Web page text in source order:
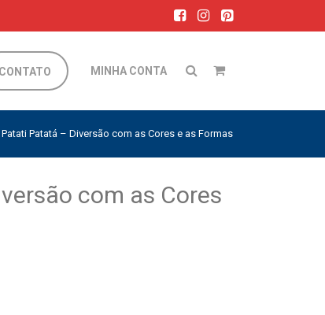
CONTATO MINHA CONTA
Patati Patatá – Diversão com as Cores e as Formas
com as Cores